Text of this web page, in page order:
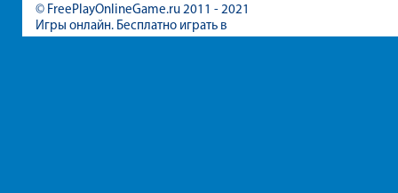
© FreePlayOnlineGame.ru 2011 - 2021
Игры онлайн. Бесплатно играть в
игры для девочек и мальчиков